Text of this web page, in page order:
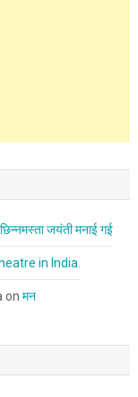
छिन्नमस्ता जयंती मनाई गई
in India.
on मन